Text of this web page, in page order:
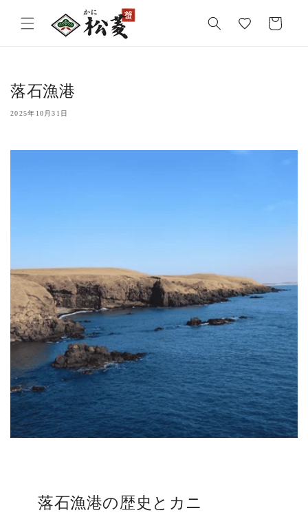
に
ー
落石漁港
2025年10月31日
落石漁港の歴史とカニ